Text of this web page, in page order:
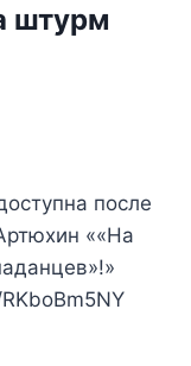
штурм
после
««На